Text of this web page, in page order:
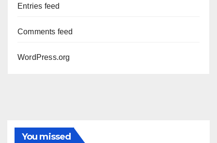
Entries feed
Comments feed
WordPress.org
You missed